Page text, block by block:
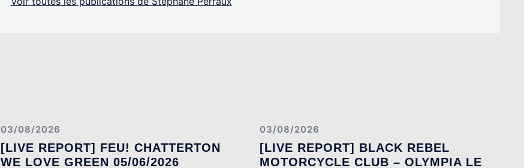
03/08/2026
[LIVE REPORT] FEU! CHATTERTON
WE LOVE GREEN 05/06/2026
03/08/2026
[LIVE REPORT] BLACK REBEL
MOTORCYCLE CLUB – OLYMPIA LE